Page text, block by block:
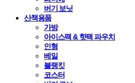
버기 보닛
산책용품
가방
아이스팩 & 핫팩 파우치
인형
베일
블랭킷
코스터